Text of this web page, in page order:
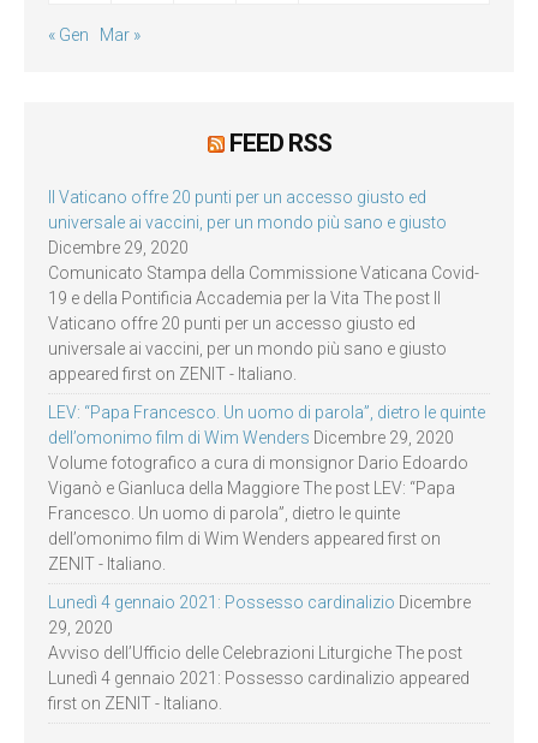
« Gen Mar »
FEED RSS
Il Vaticano offre 20 punti per un accesso giusto ed
universale ai vaccini, per un mondo più sano e giusto
Dicembre 29, 2020
Comunicato Stampa della Commissione Vaticana Covid-
19 e della Pontificia Accademia per la Vita The post Il
Vaticano offre 20 punti per un accesso giusto ed
universale ai vaccini, per un mondo più sano e giusto
appeared first on ZENIT - Italiano.
LEV: “Papa Francesco. Un uomo di parola”, dietro le quinte
dell’omonimo film di Wim Wenders Dicembre 29, 2020
Volume fotografico a cura di monsignor Dario Edoardo
Viganò e Gianluca della Maggiore The post LEV: “Papa
Francesco. Un uomo di parola”, dietro le quinte
dell’omonimo film di Wim Wenders appeared first on
ZENIT - Italiano.
Lunedì 4 gennaio 2021: Possesso cardinalizio Dicembre
29, 2020
Avviso dell’Ufficio delle Celebrazioni Liturgiche The post
Lunedì 4 gennaio 2021: Possesso cardinalizio appeared
first on ZENIT - Italiano.